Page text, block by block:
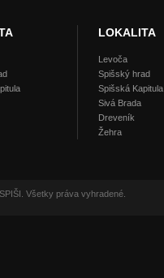
LOKALITA
Levoča
Spišský hrad
Spišská Kapitula
Sivá Brada
Dreveník
Žehra
Všetky práva vyhradené.